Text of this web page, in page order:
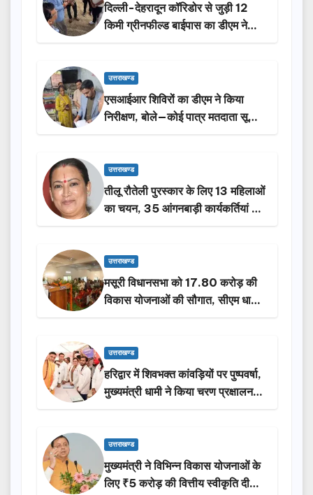
दिल्ली-देहरादून कॉरिडोर से जुड़ी 12
किमी ग्रीनफील्ड बाईपास का डीएम ने
किया निरीक्षण…
उत्तराखण्ड
एसआईआर शिविरों का डीएम ने किया
निरीक्षण, बोले—कोई पात्र मतदाता सूची
से न छूटे…
उत्तराखण्ड
तीलू रौतेली पुरस्कार के लिए 13 महिलाओं
का चयन, 35 आंगनबाड़ी कार्यकर्तियां भी
होंगी सम्मानित…
उत्तराखण्ड
मसूरी विधानसभा को 17.80 करोड़ की
विकास योजनाओं की सौगात, सीएम धामी
ने किया लोकार्पण-शिलान्यास.
उत्तराखण्ड
हरिद्वार में शिवभक्त कांवड़ियों पर पुष्पवर्षा,
मुख्यमंत्री धामी ने किया चरण प्रक्षालन…
उत्तराखण्ड
मुख्यमंत्री ने विभिन्न विकास योजनाओं के
लिए ₹5 करोड़ की वित्तीय स्वीकृति दी…